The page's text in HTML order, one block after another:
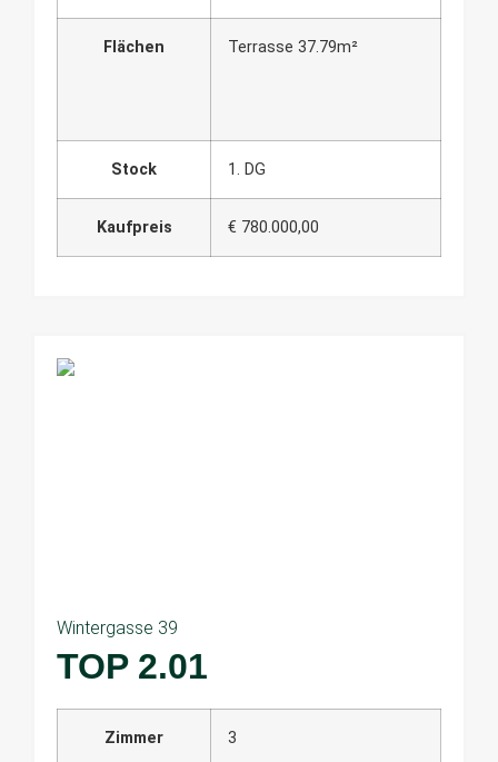
Flächen Terrasse 37.79m²
Stock 1. DG
Kaufpreis € 780.000,00
Wintergasse 39
TOP 2.01
Zimmer 3